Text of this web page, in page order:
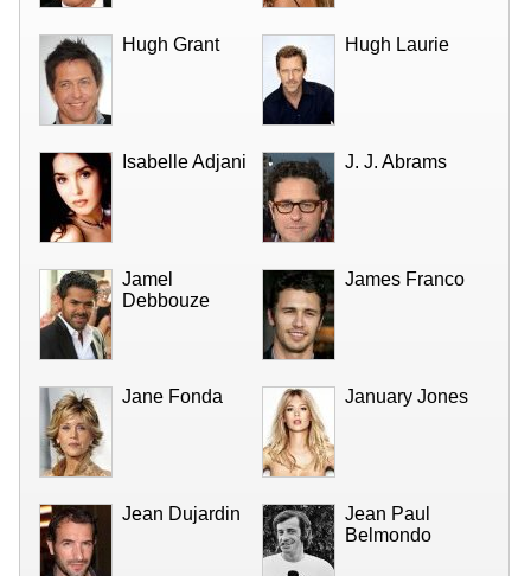
Hugh Grant Hugh Laurie
Isabelle Adjani J. J. Abrams
Jamel
Debbouze
James Franco
Jane Fonda January Jones
Jean Dujardin
Jean Paul
Belmondo